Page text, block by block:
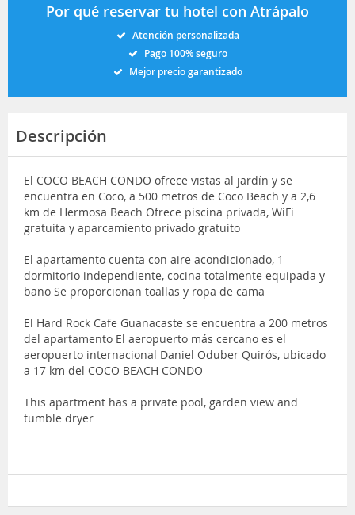
Por qué reservar tu hotel con Atrápalo
Atención personalizada
Pago 100% seguro
Mejor precio garantizado
Descripción
El COCO BEACH CONDO ofrece vistas al jardín y se
encuentra en Coco, a 500 metros de Coco Beach y a 2,6
km de Hermosa Beach Ofrece piscina privada, WiFi
gratuita y aparcamiento privado gratuito
El apartamento cuenta con aire acondicionado, 1
dormitorio independiente, cocina totalmente equipada y
baño Se proporcionan toallas y ropa de cama
El Hard Rock Cafe Guanacaste se encuentra a 200 metros
del apartamento El aeropuerto más cercano es el
aeropuerto internacional Daniel Oduber Quirós, ubicado
a 17 km del COCO BEACH CONDO
This apartment has a private pool, garden view and
tumble dryer